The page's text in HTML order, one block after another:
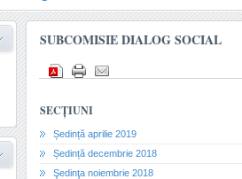
SUBCOMISIE DIALOG SOCIAL
SECȚIUNI
Ședință aprilie 2019
Ședință decembrie 2018
Şedinţa noiembrie 2018